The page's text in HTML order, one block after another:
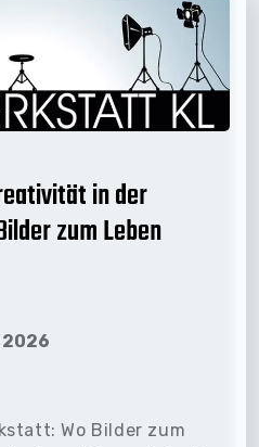
in der
zum Leben
Wo Bilder zum